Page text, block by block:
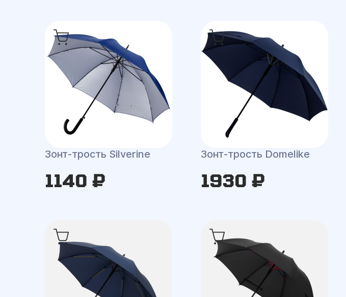
Зонт-трость Silverine
1140 ₽
Зонт-трость Domelike
1930 ₽